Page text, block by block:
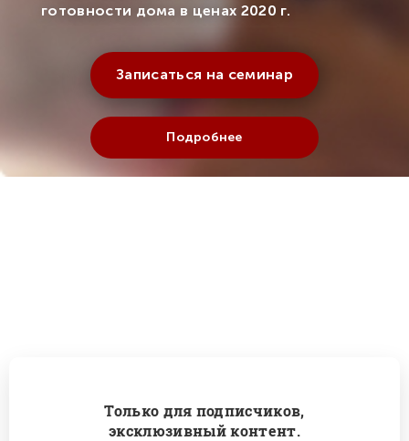
готовности дома в ценах 2020 г.
Записаться на семинар
Подробнее
Только для подписчиков,
эксклюзивный контент.